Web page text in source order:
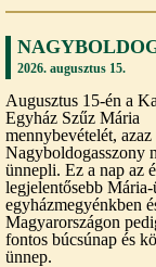
2026. augusztus 15.
Augusztus 15-én a
Egyház Szűz Mária
mennybevételét, azaz
Nagyboldogasszony
ünnepli. Ez a nap az
legjelentősebb Mária-
egyházmegyénkben
Magyarországon
fontos búcsúnap és
ünnep.